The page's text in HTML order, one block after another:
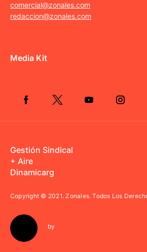
comercial@zonales.com
redaccion@zonales.com
Media Kit
Gestión Sindical
+ Aire
Dinamicarg
Copyright © 2021.Zonales. Todos Los
by